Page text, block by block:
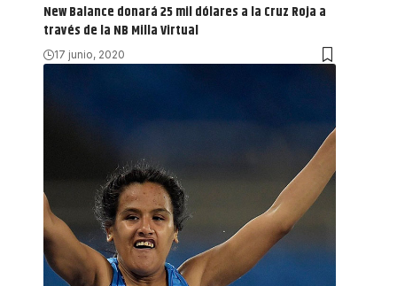
New Balance donará 25 mil dólares a la Cruz Roja a
través de la NB Milla Virtual
17 junio, 2020